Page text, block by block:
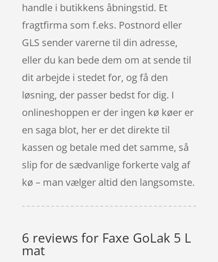
handle i butikkens åbningstid. Et
fragtfirma som f.eks. Postnord eller
GLS sender varerne til din adresse,
eller du kan bede dem om at sende til
dit arbejde i stedet for, og få den
løsning, der passer bedst for dig. I
onlineshoppen er der ingen kø køer er
en saga blot, her er det direkte til
kassen og betale med det samme, så
slip for de sædvanlige forkerte valg af
kø – man vælger altid den langsomste.
6 reviews for Faxe GoLak 5 L
mat